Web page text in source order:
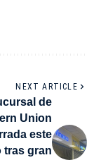
NEXT ARTICLE
de
Union
este
tras gran